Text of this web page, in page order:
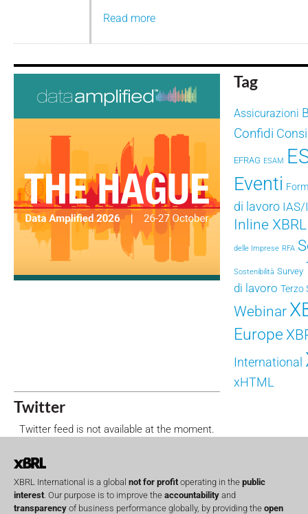
Read more
Tag
Assicurazioni
Confidi
EFRAG ESAM
Eventi
di lavoro IAS/
Inline XBRL
delle Imprese RFA
Sostenibilità Survey
di lavoro Terzo
Webinar
Europe
International
xHTML
Twitter
Twitter feed is not available at the moment.
XBRL International is a global not for profit operating in the public
interest . Our purpose is to improve the accountability and
transparency of business performance globally, by providing the open